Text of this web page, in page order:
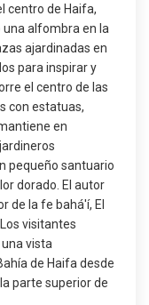
centro de Haifa,
alfombra en la
ajardinadas en
para inspirar y
el centro de las
con estatuas,
en
pequeño santuario
dorado. El autor
de la fe bahá'í, El
visitantes
vista
de Haifa desde
parte superior de